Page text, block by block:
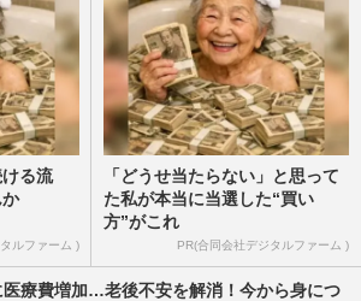
ける流
ルファーム )
「どうせ当たらない」と思って
た私が本当に当選した“買い
方”がこれ
PR(合同会社デジタルファーム )
医療費増加…老後不安を解消！今から身につ